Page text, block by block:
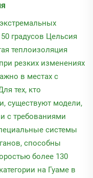
градусов Цельсия
теплоизоляция
резких изменениях
в местах с
тех, кто
существуют модели,
с требованиями
системы
способны
более 130
на Гуаме в